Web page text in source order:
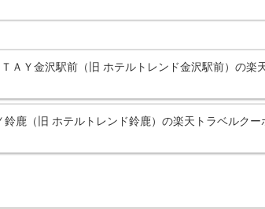
ＡＹ金沢駅前（旧 ホテルトレンド金沢駅前）の
鈴鹿（旧 ホテルトレンド鈴鹿）の楽天トラベルク